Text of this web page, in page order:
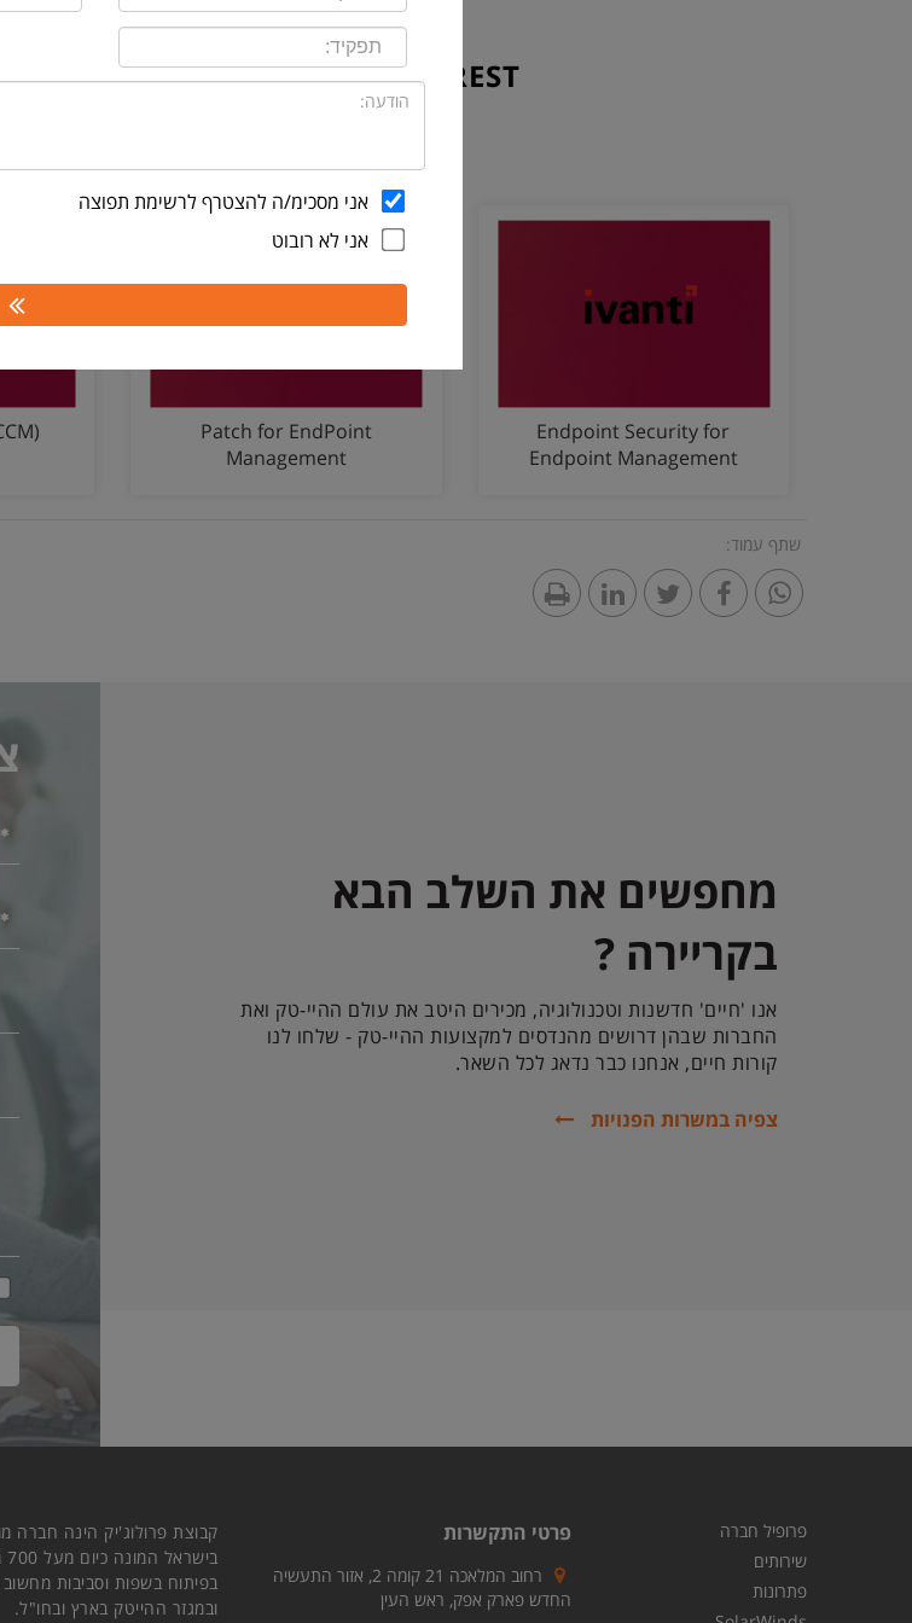
PREPARE FOR THE REST
Endpoint Security for
Endpoint Management
Patch for EndPoint
Management
שתף עמוד:
מחפשים את השלב הבא
בקריירה ?
אנו 'חיים' חדשנות וטכנולוגיה, מכירים היטב את עולם ההיי-טק ואת
החברות שבהן דרושים מהנדסים למקצועות ההיי-טק - שלחו לנו
קורות חיים, אנחנו כבר נדאג לכל השאר.
צפיה במשרות הפנויות
פרופיל חברה
שירותים
פתרונות
פרטי התקשרות
רחוב המלאכה 21 קומה 2, אזור התעשיה
החדש פארק אפק, ראש העין
קבוצת פרולוג'יק הינה חברה
בפיתוח בשפות וסביבות
ובמגזר ההייטק בארץ ובחו"ל.
אני מסכימ/ה להצטרף לרשימת תפוצה
אני לא רובוט